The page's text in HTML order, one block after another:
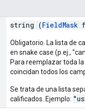
string (FieldMask
Obligatorio. La lista de
en snake case (p.ej.,
Para reemplazar toda
coincidan todos los
Se trata de una lista
calificados. Ejemplo: